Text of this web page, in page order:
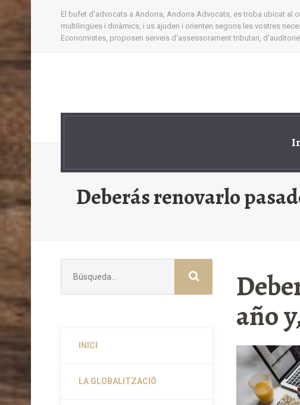
El bufet d'advocats a Andorra, Andorra Advocats, es troba ubicat al
multilingües i dinàmics, i us ajuden i orienten segons les vostres
Economistes, proposen serveis d'assessorament tributari,
Deberás renovarlo
año
INICI
LA GLOBALITZACIÓ